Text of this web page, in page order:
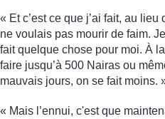
« Et c’est ce que j’ai fait, au
ne voulais pas mourir de faim.
fait quelque chose pour moi. À
faire jusqu’à 500 Nairas ou
mauvais jours, on se fait moins.
« Mais l’ennui, c'est que